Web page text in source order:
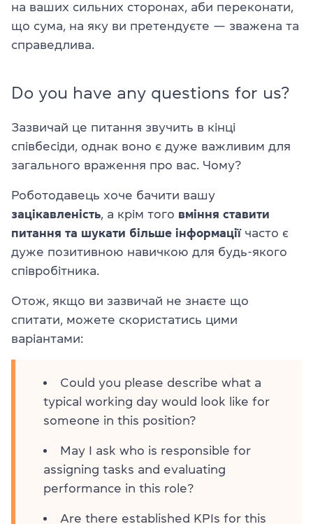
на ваших сильних сторонах, аби переконати,
що сума, на яку ви претендуєте — зважена та
справедлива.
Do you have any questions for us?
Зазвичай це питання звучить в кінці
співбесіди, однак воно є дуже важливим для
загального враження про вас. Чому?
Роботодавець хоче бачити вашу
зацікавленість, а крім того вміння ставити
питання та шукати більше інформаціїчасто є
дуже позитивною навичкою для будь-якого
співробітника.
Отож, якщо ви зазвичай не знаєте що
спитати, можете скористатись цими
варіантами:
Could you please describe what a
typical working day would look like for
someone in this position?
May I ask who is responsible for
assigning tasks and evaluating
performance in this role?
Are there established KPIs for this